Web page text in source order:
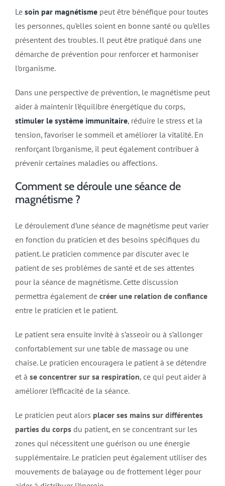
Le soin par magnétisme peut être bénéfique pour toutes
les personnes, qu’elles soient en bonne santé ou qu’elles
présentent des troubles. Il peut être pratiqué dans une
démarche de prévention pour renforcer et harmoniser
l’organisme.
Dans une perspective de prévention, le magnétisme peut
aider à maintenir l’équilibre énergétique du corps,
stimuler le système immunitaire, réduire le stress et la
tension, favoriser le sommeil et améliorer la vitalité. En
renforçant l’organisme, il peut également contribuer à
prévenir certaines maladies ou affections.
Comment se déroule une séance de
magnétisme ?
Le déroulement d’une séance de magnétisme peut varier
en fonction du praticien et des besoins spécifiques du
patient. Le praticien commence par discuter avec le
patient de ses problèmes de santé et de ses attentes
pour la séance de magnétisme. Cette discussion
permettra également de créer une relation de confiance
entre le praticien et le patient.
Le patient sera ensuite invité à s’asseoir ou à s’allonger
confortablement sur une table de massage ou une
chaise. Le praticien encouragera le patient à se détendre
et à se concentrer sur sa respiration, ce qui peut aider à
améliorer l’efficacité de la séance.
Le praticien peut alors placer ses mains sur différentes
parties du corps du patient, en se concentrant sur les
zones qui nécessitent une guérison ou une énergie
supplémentaire. Le praticien peut également utiliser des
mouvements de balayage ou de frottement léger pour